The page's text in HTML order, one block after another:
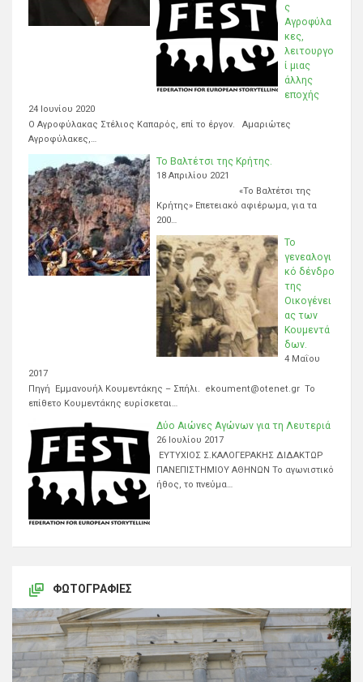
ς
Αγροφύλα
κες,
λειτουργο
ί μιας
άλλης
εποχής
24 Ιουνίου 2020
Ο Αγροφύλακας Στέλιος Καπαρός, επί το έργον. Αμαριώτες
Αγροφύλακες,…
Το Βαλτέτσι της Κρήτης.
18 Απριλίου 2021
«Το Βαλτέτσι της
Κρήτης» Επετειακό αφιέρωμα, για τα
200…
Το
γενεαλογι
κό δένδρο
της
Οικογένει
ας των
Κουμεντά
δων.
4 Μαΐου
2017
Πηγή Εμμανουήλ Κουμεντάκης – Σπήλι. ekoument@otenet.gr Το
επίθετο Κουμεντάκης ευρίσκεται…
Δύο Αιώνες Αγώνων για τη Λευτεριά
26 Ιουλίου 2017
ΕΥΤΥΧΙΟΣ Σ.ΚΑΛΟΓΕΡΑΚΗΣ ΔΙΔΑΚΤΩΡ
ΠΑΝΕΠΙΣΤΗΜΙΟΥ ΑΘΗΝΩΝ Το αγωνιστικό
ήθος, το πνεύμα…
ΦΩΤΟΓΡΑΦΊΕΣ